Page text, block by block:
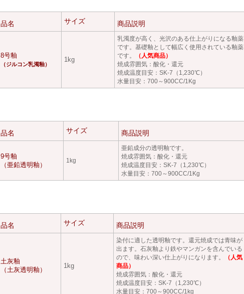
品名 サイズ 商品説明
8号釉
（ジルコン乳濁釉）
1kg
乳濁度が高く、光沢のある仕上がりになる釉薬
です。基礎釉として幅広く使用されている釉薬
です。
（人気商品）
焼成雰囲気：酸化・還元
焼成温度目安：SK-7（1,230℃）
水量目安：700～900CC/1Kg
品名 サイズ 商品説明
9号釉
（亜鉛透明釉）
1kg
亜鉛成分の透明釉です。
焼成雰囲気：酸化・還元
焼成温度目安：SK-7（1,230℃）
水量目安：700～900CC/1Kg
品名 サイズ 商品説明
土灰釉
（土灰透明釉）
1kg
染付に適した透明釉です。還元焼成では青味が
出ます。石灰釉より鉄やマンガンを含んでいる
ので、味わい深い仕上がりになります 。
（人気
商品）
焼成雰囲気：酸化・還元
焼成温度目安：SK-7（1,230℃）
水量目安：700～900CC/1kg